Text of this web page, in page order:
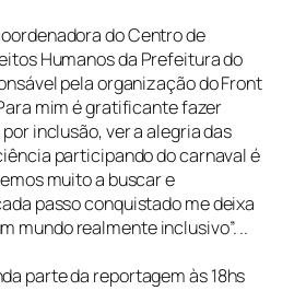
do Centro de
Humanos da Prefeitura do
pela organização do Front
mim é gratificante fazer
inclusão, ver a alegria das
participando do carnaval é
muito a buscar e
passo conquistado me deixa
mundo realmente inclusivo”. ..
parte da reportagem às 18hs